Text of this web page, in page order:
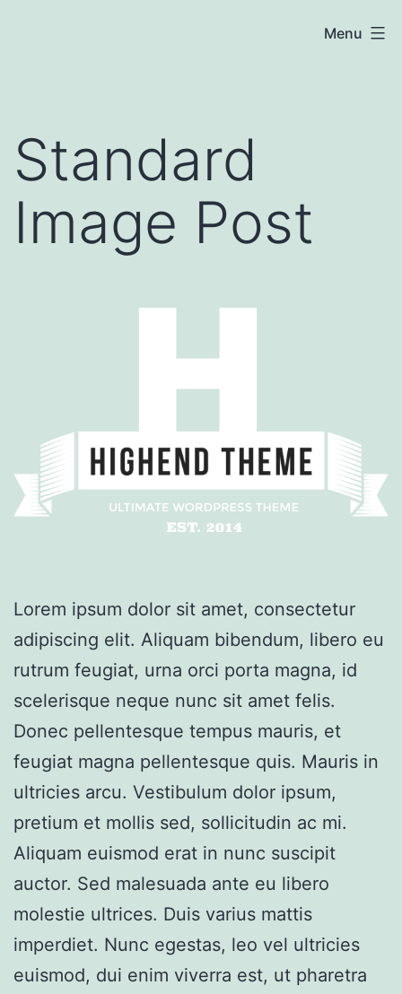
Menu
Standard
Image Post
Lorem ipsum dolor sit amet, consectetur
adipiscing elit. Aliquam bibendum, libero eu
rutrum feugiat, urna orci porta magna, id
scelerisque neque nunc sit amet felis.
Donec pellentesque tempus mauris, et
feugiat magna pellentesque quis. Mauris in
ultricies arcu. Vestibulum dolor ipsum,
pretium et mollis sed, sollicitudin ac mi.
Aliquam euismod erat in nunc suscipit
auctor. Sed malesuada ante eu libero
molestie ultrices. Duis varius mattis
imperdiet. Nunc egestas, leo vel ultricies
euismod, dui enim viverra est, ut pharetra